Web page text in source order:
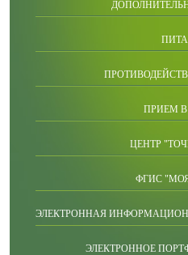
ПРИЕМ
ЦЕНТР
ФГИС
ЭЛЕКТРОННАЯ
ЭЛЕКТРОННОЕ